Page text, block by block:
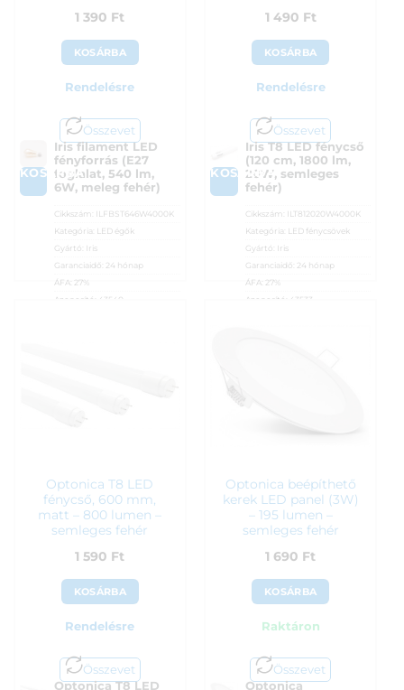
1 390 Ft
KOSÁRBA
Rendelésre
Összevet
KOSÁRBA
Iris filament LED
fényforrás (E27
foglalat, 540 lm,
6W, meleg fehér)
Cikkszám: ILFBST646W4000K
Kategória: LED égők
Gyártó: Iris
Garanciaidő:
24 hónap
ÁFA:
27%
Azonosító:
43540
1 490 Ft
KOSÁRBA
Rendelésre
Összevet
KOSÁRBA
Iris T8 LED fénycső
(120 cm, 1800 lm,
20W, semleges
fehér)
Cikkszám: ILT812020W4000K
Kategória: LED fénycsövek
Gyártó: Iris
Garanciaidő:
24 hónap
ÁFA:
27%
Azonosító:
43533
Optonica T8 LED
fénycső, 600 mm,
matt – 800 lumen –
semleges fehér
1 590 Ft
KOSÁRBA
Rendelésre
Összevet
Optonica T8 LED
Optonica beépíthető
kerek LED panel (3W)
– 195 lumen –
semleges fehér
1 690 Ft
KOSÁRBA
Raktáron
Összevet
Optonica